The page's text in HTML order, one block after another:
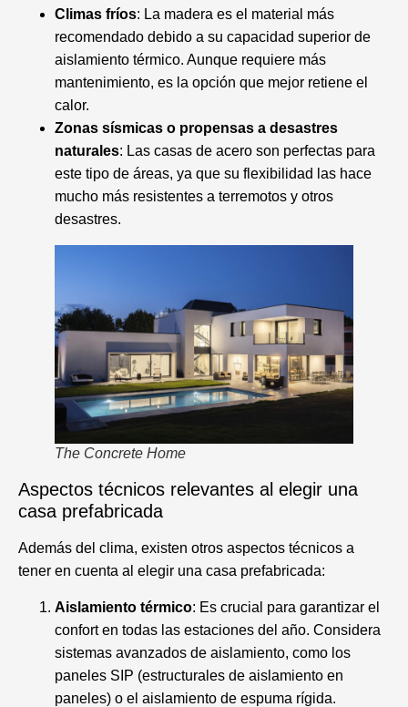
Climas fríos: La madera es el material más
recomendado debido a su capacidad superior de
aislamiento térmico. Aunque requiere más
mantenimiento, es la opción que mejor retiene el
calor.
Zonas sísmicas o propensas a desastres
naturales: Las casas de acero son perfectas para
este tipo de áreas, ya que su flexibilidad las hace
mucho más resistentes a terremotos y otros
desastres.
The Concrete Home
Aspectos técnicos relevantes al elegir una
casa prefabricada
Además del clima, existen otros aspectos técnicos a
tener en cuenta al elegir una casa prefabricada:
Aislamiento térmico: Es crucial para garantizar el
confort en todas las estaciones del año. Considera
sistemas avanzados de aislamiento, como los
paneles SIP (estructurales de aislamiento en
paneles) o el aislamiento de espuma rígida.